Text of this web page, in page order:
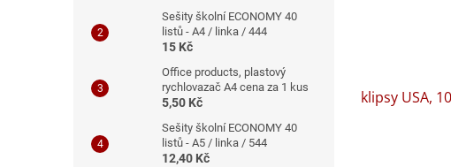
Sešity školní ECONOMY 40
listů - A4 / linka / 444
15 Kč
Office products, plastový
rychlovazač A4 cena za 1 kus
5,50 Kč
Sešity školní ECONOMY 40
listů - A5 / linka / 544
12,40 Kč
klipsy USA,